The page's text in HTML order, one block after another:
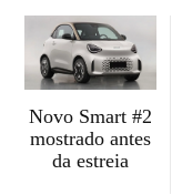
Novo Smart #2
mostrado antes
da estreia